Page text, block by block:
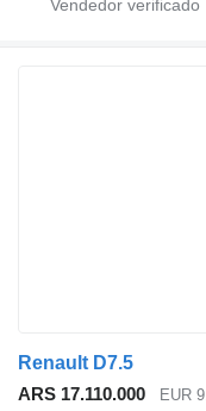
Renault D7.5
ARS 17.110.000
EUR